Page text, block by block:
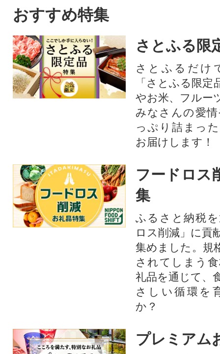
おすすめ特集
さとふる限
さとふるだけ
「さとふる限
やお米、フルー
みなさんの愛
っぷり詰まっ
お届けします！
フードロス
集
ふるさと納税
ロス削減」に貢
集めました。規
されてしまう
礼品を通じて、
さしい循環を
か？​
プレミアム